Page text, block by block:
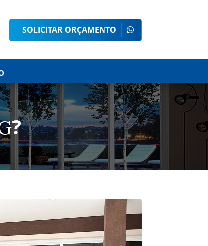
SOLICITAR ORÇAMENTO
?